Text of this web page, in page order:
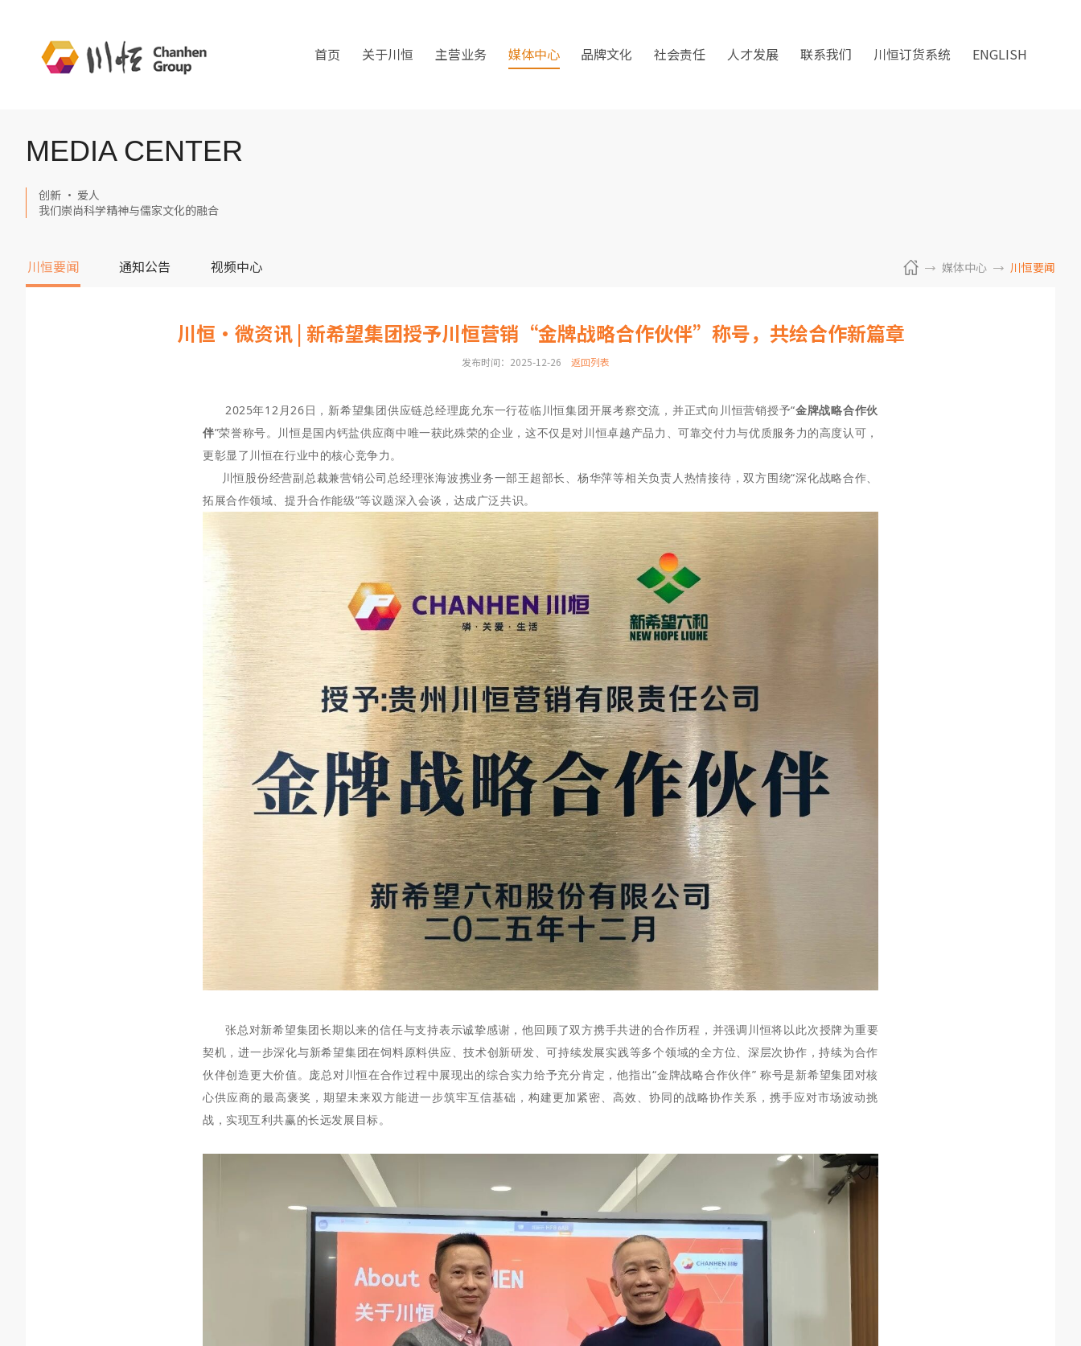
首页 关于川恒 主营业务 媒体中心 品牌文化 社会责任 人才发展 联系我们 川恒订货系统 ENGLISH
MEDIA CENTER
创新 · 爱人
我们崇尚科学精神与儒家文化的融合
川恒要闻 通知公告 视频中心 媒体中心 川恒要闻
川恒·微资讯 | 新希望集团授予川恒营销“金牌战略合作伙伴”称号，共绘合作新篇章
发布时间：2025-12-26 返回列表
2025年12月26日，新希望集团供应链总经理庞允东一行莅临川恒集团开展考察交流，并正式向川恒营销授予“金牌战略合作伙
伴”荣誉称号。川恒是国内钙盐供应商中唯一获此殊荣的企业，这不仅是对川恒卓越产品力、可靠交付力与优质服务力的高度认可，
更彰显了川恒在行业中的核心竞争力。
川恒股份经营副总裁兼营销公司总经理张海波携业务一部王超部长、杨华萍等相关负责人热情接待 ，双方围绕“深化战略合作、
拓展合作领域、提升合作能级”等议题深入会谈，达成广泛共识。
张总 对新希望集团长期以来的信任与支持表示诚挚感谢，他回顾了双方携手共进的合作历程， 并强调川恒将以此次授牌为重要
契机，进一步深化与新希望集团在饲料原料供应、技术创新研发、可持续发展实践等多个领域的全方位、深层次协作，持续为合作
伙伴创造更大价值。庞总对川恒在合作过程中展现出的综合实力给予充分肯定，他指出“金牌战略合作伙伴” 称号是新希望集团对核
心供应商的最高褒奖，期望未来双方能进一步筑牢互信基础，构建更加紧密、高效、协同的战略协作关系，携手应对市场波动挑
战，实现互利共赢的长远发展目标。